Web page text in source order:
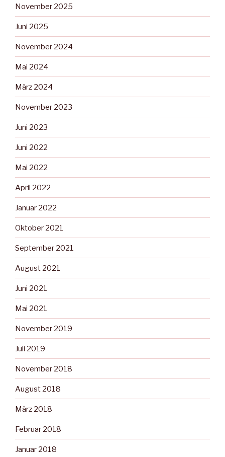
November 2025
Juni 2025
November 2024
Mai 2024
März 2024
November 2023
Juni 2023
Juni 2022
Mai 2022
April 2022
Januar 2022
Oktober 2021
September 2021
August 2021
Juni 2021
Mai 2021
November 2019
Juli 2019
November 2018
August 2018
März 2018
Februar 2018
Januar 2018